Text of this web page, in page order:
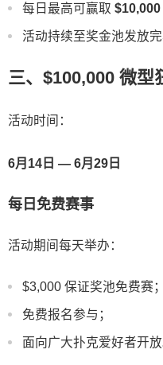
每日最高可赢取 $10,000
活动持续至奖金池发放完
三、$100,000 微型
活动时间：
6月14日 — 6月29日
每日免费赛事
活动期间每天举办：
$3,000 保证奖池免费赛；
免费报名参与；
面向广大扑克爱好者开放